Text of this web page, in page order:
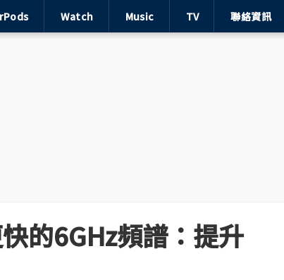
Watch Music TV 聯絡資訊
的6GHz頻譜：提升